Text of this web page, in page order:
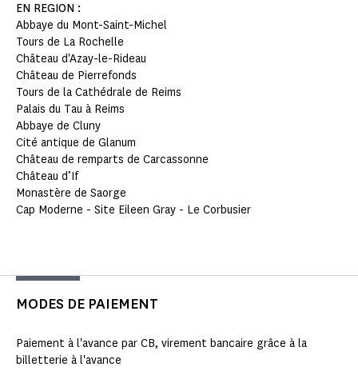
EN REGION :
Abbaye du Mont-Saint-Michel
Tours de La Rochelle
Château d'Azay-le-Rideau
Château de Pierrefonds
Tours de la Cathédrale de Reims
Palais du Tau à Reims
Abbaye de Cluny
Cité antique de Glanum
Château de remparts de Carcassonne
Château d’If
Monastère de Saorge
Cap Moderne - Site Eileen Gray - Le Corbusier
MODES DE PAIEMENT
Paiement à l'avance par CB, virement bancaire grâce à la
billetterie à l'avance